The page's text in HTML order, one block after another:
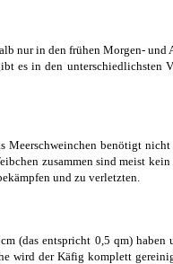
nur in den frühen Morgen-
es in den
benötigt
zusammen sind meist
und zu verletzten.
(das entspricht 0,5 qm)
wird der Käfig komplett